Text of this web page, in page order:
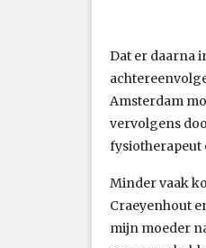
Dat er daarna
Amsterdam
vervolgens
fysiotherapeut
Minder vaak
Craeyenhout
mijn moeder